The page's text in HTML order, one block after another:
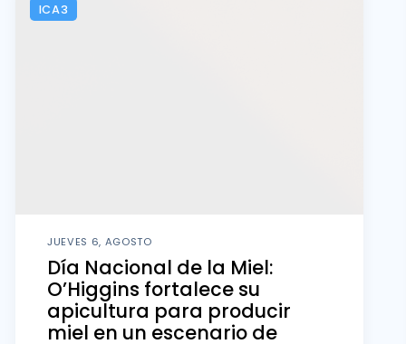
ICA3
JUEVES 6, AGOSTO
Día Nacional de la Miel:
O’Higgins fortalece su
apicultura para producir
miel en un escenario de